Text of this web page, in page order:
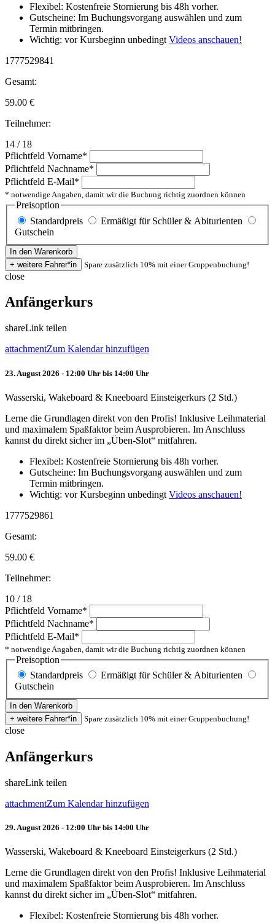
Flexibel: Kostenfreie Stornierung bis 48h vorher.
Gutscheine: Im Buchungsvorgang auswählen und zum
Termin mitbringen.
Wichtig: vor Kursbeginn unbedingt Videos anschauen!
1777529841
Gesamt:
59.00 €
Teilnehmer:
14 / 18
Pflichtfeld Vorname*
Pflichtfeld Nachname*
Pflichtfeld E-Mail*
* notwendige Angaben, damit wir die Buchung richtig zuordnen können
Preisoption
Standardpreis
Ermäßigt für Schüler & Abiturienten
Gutschein
Spare zusätzlich 10% mit einer Gruppenbuchung!
close
Anfängerkurs
shareLink teilen
attachmentZum Kalendar hinzufügen
23. August 2026 - 12:00 Uhr bis 14:00 Uhr
Wasserski, Wakeboard & Kneeboard Einsteigerkurs (2 Std.)
Lerne die Grundlagen direkt von den Profis! Inklusive Leihmaterial
und maximalem Spaßfaktor beim Ausprobieren. Im Anschluss
kannst du direkt sicher im „Üben-Slot“ mitfahren.
Flexibel: Kostenfreie Stornierung bis 48h vorher.
Gutscheine: Im Buchungsvorgang auswählen und zum
Termin mitbringen.
Wichtig: vor Kursbeginn unbedingt Videos anschauen!
1777529861
Gesamt:
59.00 €
Teilnehmer:
10 / 18
Pflichtfeld Vorname*
Pflichtfeld Nachname*
Pflichtfeld E-Mail*
* notwendige Angaben, damit wir die Buchung richtig zuordnen können
Preisoption
Standardpreis
Ermäßigt für Schüler & Abiturienten
Gutschein
Spare zusätzlich 10% mit einer Gruppenbuchung!
close
Anfängerkurs
shareLink teilen
attachmentZum Kalendar hinzufügen
29. August 2026 - 12:00 Uhr bis 14:00 Uhr
Wasserski, Wakeboard & Kneeboard Einsteigerkurs (2 Std.)
Lerne die Grundlagen direkt von den Profis! Inklusive Leihmaterial
und maximalem Spaßfaktor beim Ausprobieren. Im Anschluss
kannst du direkt sicher im „Üben-Slot“ mitfahren.
Flexibel: Kostenfreie Stornierung bis 48h vorher.